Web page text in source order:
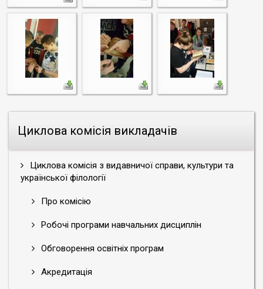
Циклова комісія викладачів
Циклова комісія з видавничої справи, культури та
української філології
Про комісію
Робочі програми навчальних дисциплін
Обговорення освітніх програм
Акредитація